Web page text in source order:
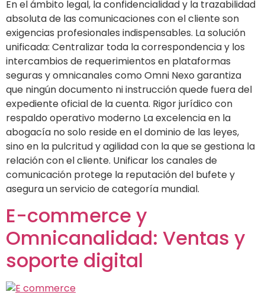
En el ámbito legal, la confidencialidad y la trazabilidad
absoluta de las comunicaciones con el cliente son
exigencias profesionales indispensables. La solución
unificada: Centralizar toda la correspondencia y los
intercambios de requerimientos en plataformas
seguras y omnicanales como Omni Nexo garantiza
que ningún documento ni instrucción quede fuera del
expediente oficial de la cuenta. Rigor jurídico con
respaldo operativo moderno La excelencia en la
abogacía no solo reside en el dominio de las leyes,
sino en la pulcritud y agilidad con la que se gestiona la
relación con el cliente. Unificar los canales de
comunicación protege la reputación del bufete y
asegura un servicio de categoría mundial.
E-commerce y
Omnicanalidad: Ventas y
soporte digital